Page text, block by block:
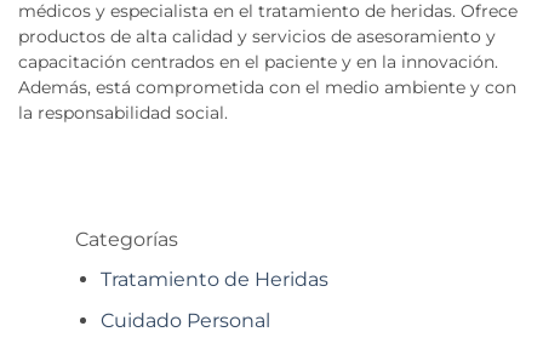
médicos y especialista en el tratamiento de heridas. Ofrece
productos de alta calidad y servicios de asesoramiento y
capacitación centrados en el paciente y en la innovación.
Además, está comprometida con el medio ambiente y con
la responsabilidad social.
Categorías
Tratamiento de Heridas
Cuidado Personal